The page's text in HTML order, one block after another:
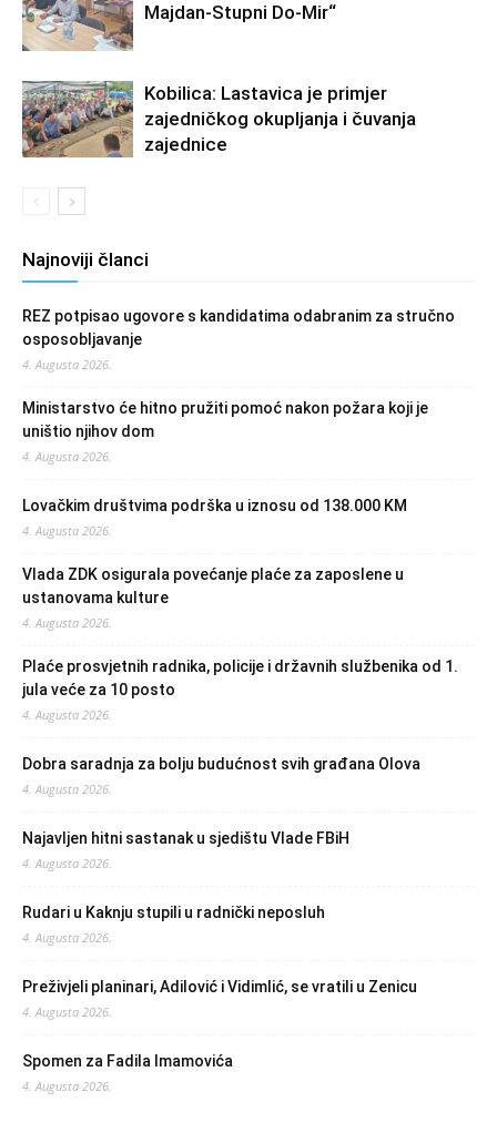
Majdan-Stupni Do-Mir“
Kobilica: Lastavica je primjer
zajedničkog okupljanja i čuvanja
zajednice
Najnoviji članci
REZ potpisao ugovore s kandidatima odabranim za stručno
osposobljavanje
4. Augusta 2026.
Ministarstvo će hitno pružiti pomoć nakon požara koji je
uništio njihov dom
4. Augusta 2026.
Lovačkim društvima podrška u iznosu od 138.000 KM
4. Augusta 2026.
Vlada ZDK osigurala povećanje plaće za zaposlene u
ustanovama kulture
4. Augusta 2026.
Plaće prosvjetnih radnika, policije i državnih službenika od 1.
jula veće za 10 posto
4. Augusta 2026.
Dobra saradnja za bolju budućnost svih građana Olova
4. Augusta 2026.
Najavljen hitni sastanak u sjedištu Vlade FBiH
4. Augusta 2026.
Rudari u Kaknju stupili u radnički neposluh
4. Augusta 2026.
Preživjeli planinari, Adilović i Vidimlić, se vratili u Zenicu
4. Augusta 2026.
Spomen za Fadila Imamovića
4. Augusta 2026.